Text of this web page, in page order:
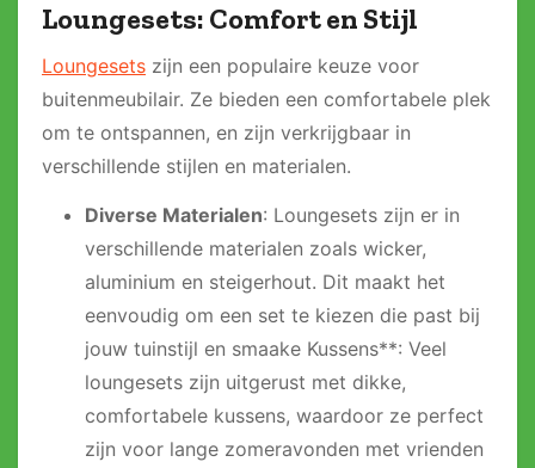
Loungesets: Comfort en Stijl
Loungesets zijn een populaire keuze voor
buitenmeubilair. Ze bieden een comfortabele plek
om te ontspannen, en zijn verkrijgbaar in
verschillende stijlen en materialen.
Diverse Materialen: Loungesets zijn er in
verschillende materialen zoals wicker,
aluminium en steigerhout. Dit maakt het
eenvoudig om een set te kiezen die past bij
jouw tuinstijl en smaake Kussens**: Veel
loungesets zijn uitgerust met dikke,
comfortabele kussens, waardoor ze perfect
zijn voor lange zomeravonden met vrienden